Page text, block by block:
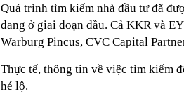
Quá trình tìm kiếm nhà đầu tư đã
đang ở giai đoạn đầu. Cả KKR và
Warburg Pincus, CVC Capital
Thực tế, thông tin về việc tìm kiếm
hé lộ.